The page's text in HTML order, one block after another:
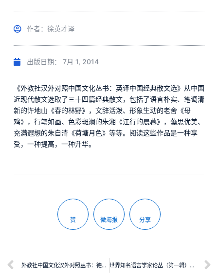
作者：徐英才译
出版日期： 7月 1, 2014
《外教社汉外对照中国文化丛书：英译中国经典散文选》从中国
近现代散文选取了三十四篇经典散文，包括了语言朴实、笔调清
新的许地山《春的林野》，文辞活泼、形象生动的老舍《母
鸡》，行笔如画、色彩斑斓的朱湘《江行的晨暮》，藻思优美、
充满遐想的朱自清《荷塘月色》等等。阅读这些作品是一种享
受，一种提高，一种升华。
赞 微海报 分享
外教社中国文化汉外对照丛书：德译中国神话故事 世界知名语言学家论丛（第一辑）：学术写作英语